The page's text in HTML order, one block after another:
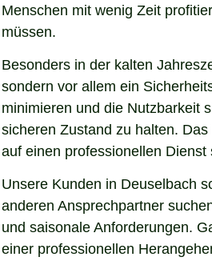
Menschen mit wenig Zeit
müssen.
Besonders in der kalten
sondern vor allem ein
minimieren und die Nutzbarkeit
sicheren Zustand zu halten.
auf einen professionellen
Unsere Kunden in Deuselbach
anderen Ansprechpartner
und saisonale Anforderungen.
einer professionellen